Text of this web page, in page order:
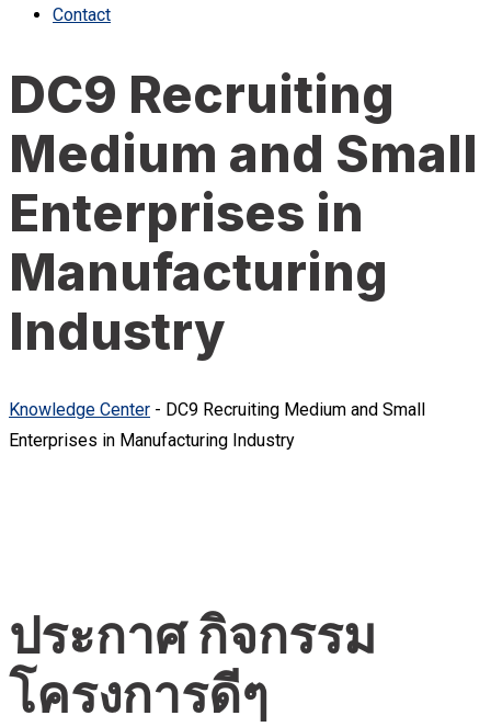
Contact
DC9 Recruiting
Medium and Small
Enterprises in
Manufacturing
Industry
Knowledge Center - DC9 Recruiting Medium and Small
Enterprises in Manufacturing Industry
ประกาศ กิจกรรม
โครงการดีๆ